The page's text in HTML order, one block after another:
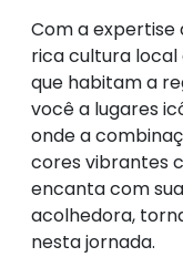
Com a expertise
rica cultura local
que habitam a
você a lugares
onde a
cores vibrantes
encanta com
acolhedora,
nesta jornada.